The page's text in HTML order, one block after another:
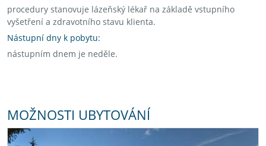
procedury stanovuje lázeňský lékař na základě vstupního
vyšetření a zdravotního stavu klienta.
Nástupní dny k pobytu:
nástupním dnem je neděle.
MOŽNOSTI UBYTOVÁNÍ